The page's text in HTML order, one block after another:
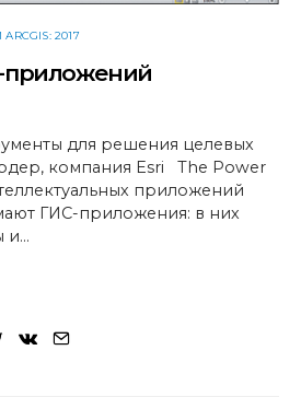
2017
приложений
для решения целевых
компания Esri The Power
приложений
ГИС-приложения: в них
и…